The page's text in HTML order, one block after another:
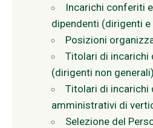
Incarichi conferiti
dipendenti (dirigenti
Posizioni
Titolari di incarichi
(dirigenti non generali)
Titolari di incarichi
amministrativi di
Selezione del